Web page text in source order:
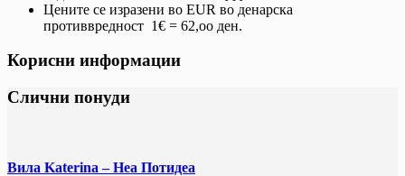
Цените се изразени во EUR во денарска
противвредност 1€ = 62,оо ден.
Корисни информации
Слични понуди
Вила Katerina – Неа Потидеа